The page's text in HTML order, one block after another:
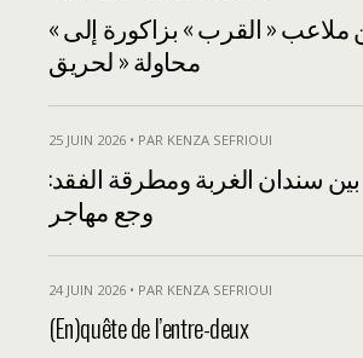
« من ملاعب « القرب » بزاكورة إلى
محاولة « لحريق
25 JUIN 2026 • PAR KENZA SEFRIOUI
بين سندان الغربة ومطرقة الفقد:
وجع مهاجر
24 JUIN 2026 • PAR KENZA SEFRIOUI
(En)quête de l’entre-deux